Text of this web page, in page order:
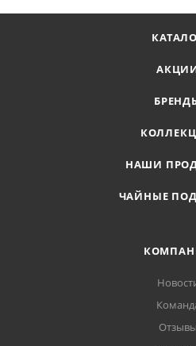
НАШИ
ЧАЙНЫЕ
Отзывы